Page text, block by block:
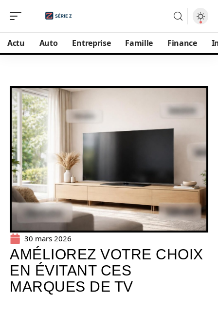
Actu Auto Entreprise Famille Finance
30 mars 2026
AMÉLIOREZ VOTRE CHOIX
EN ÉVITANT CES
MARQUES DE TV